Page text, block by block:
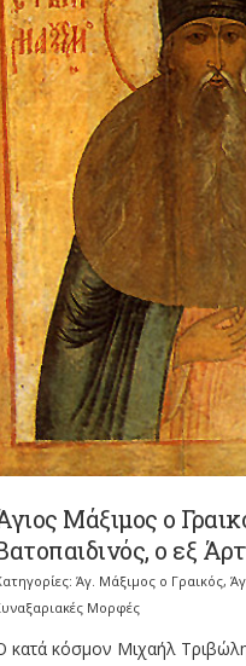
Μάξιμος ο
ο εξ
Άγ. Μάξιμος ο Γραικός,
Μορφές
κατά κόσμον Μιχαήλ